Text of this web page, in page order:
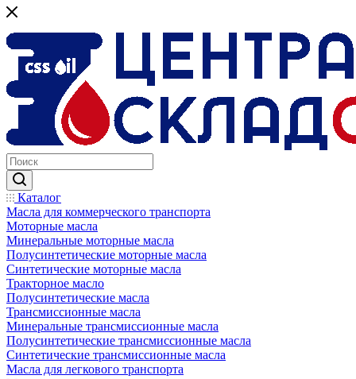
Каталог
Масла для коммерческого транспорта
Моторные масла
Минеральные моторные масла
Полусинтетические моторные масла
Синтетические моторные масла
Тракторное масло
Полусинтетические масла
Трансмиссионные масла
Минеральные трансмиссионные масла
Полусинтетические трансмиссионные масла
Синтетические трансмиссионные масла
Масла для легкового транспорта